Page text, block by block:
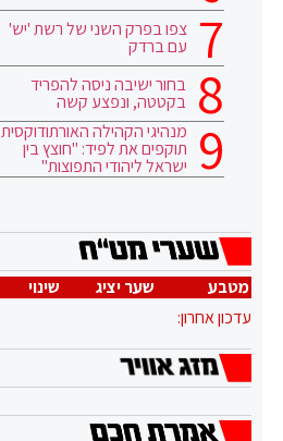
צפו בפרק השני של רשת 'יש'
עם ברדק
בחור ישיבה ניסה להפריד
בקטטה, ונפצע קשה
מנהיגי הקהילה האורתודוקסית
תוקפים את לפיד: "חוצץ בין
ישראל ליהודי התפוצות"
מטבע שער יציג
שינוי
עדכון אחרון: